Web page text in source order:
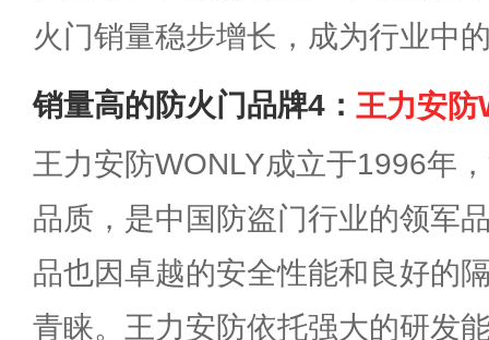
火门销量稳步增长，成为行业中
销量高的防火门品牌4： 王力安防
王力安防WONLY成立于1996年
品质，是中国防盗门行业的领军
品也因卓越的安全性能和良好的
青睐。王力安防依托强大的研发